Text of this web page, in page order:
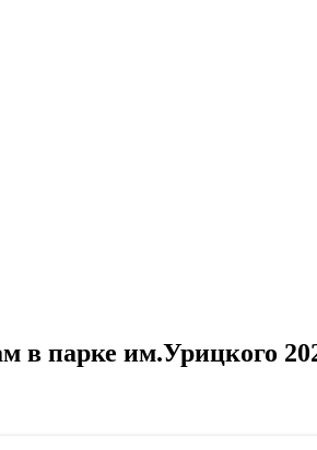
в парке им.Урицкого